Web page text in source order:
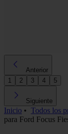
Anterior
1
2 3 4 5
Siguiente
Inicio • Todos los
para Ford Focus